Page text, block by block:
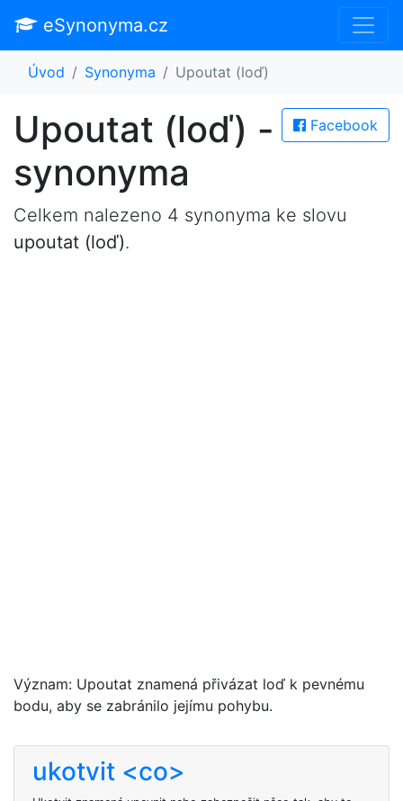
eSynonyma.cz
Úvod Synonyma Upoutat (loď)
Facebook
Upoutat (loď) -
synonyma
Celkem nalezeno 4 synonyma ke slovu
upoutat (loď).
Význam: Upoutat znamená přivázat loď k pevnému
bodu, aby se zabránilo jejímu pohybu.
ukotvit <co>